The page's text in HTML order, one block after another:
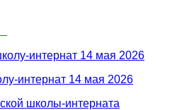
интернат 14 мая 2026